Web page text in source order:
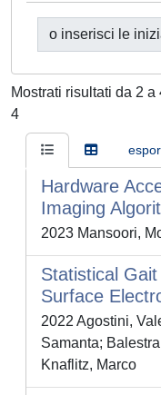
o inserisci le
Mostrati risultati da 2 a
4
Hardware
Imaging
2023 Mansoori,
Statistical
Surface
2022 Agostini,
Samanta;
Knaflitz, Marco